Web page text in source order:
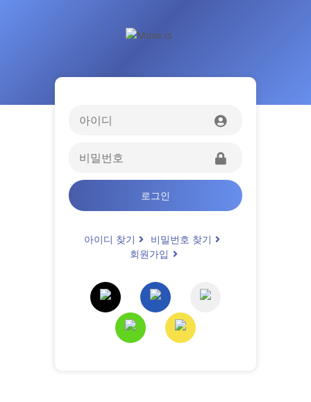
로그인
아이디 찾기
비밀번호 찾기
회원가입